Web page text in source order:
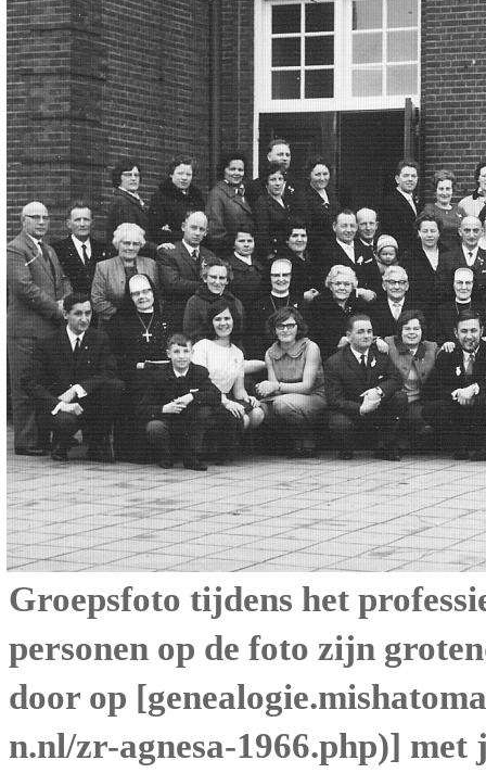
Groepsfoto tijdens het
personen op de foto zijn
door op [
] met